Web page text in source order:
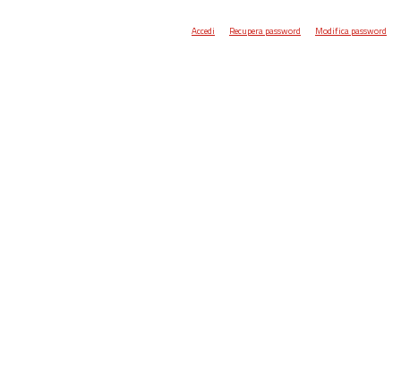
Accedi Recupera password Modifica password